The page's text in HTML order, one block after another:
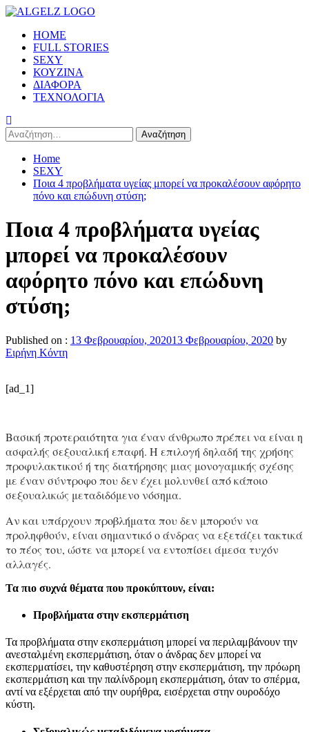
Skip
content
Primary
Menu
HOME
FULL STORIES
SEXY
ΚΟΥΖΙΝΑ
ΔΙΑΦΟΡΑ
ΤΕΧΝΟΛΟΓΙΑ
Αναζήτηση
για:
Home
SEXY
Ποια 4 προβλήματα υγείας μπορεί να προκαλέσουν αφόρητο
πόνο και επώδυνη στύση;
Ποια 4 προβλήματα υγείας
μπορεί να προκαλέσουν
αφόρητο πόνο και επώδυνη
στύση;
Published on : 13 Φεβρουαρίου, 202013 Φεβρουαρίου, 2020 by
Ειρήνη Κόντη
[ad_1]
Βασική προτεραιότητα για έναν άνθρωπο πρέπει να είναι η
ασφαλής σεξουαλική επαφή. Η επιλογή δηλαδή της χρήσης
προφυλακτικού ή της διατήρησης μιας μονογαμικής σχέσης
με έναν σύντροφο που δεν έχει μολυνθεί από κάποιο
σεξουαλικώς μεταδιδόμενο νόσημα.
Αν και υπάρχουν προβλήματα που δεν μπορούν να
προληφθούν, είναι σημαντικό ο άνδρας να εξετάζει τακτικά
το πέος του, ώστε να μπορεί να εντοπίσει άμεσα τυχόν
αλλαγές.
Τα πιο συχνά θέματα που προκύπτουν, είναι:
Προβλήματα στην εκσπερμάτιση
Τα προβλήματα στην εκσπερμάτιση μπορεί να περιλαμβάνουν την
ανεσταλμένη εκσπερμάτιση, όταν ο άνδρας δεν μπορεί να
εκσπερματίσει, την καθυστέρηση στην εκσπερμάτιση, την πρόωρη
εκσπερμάτιση και την παλίνδρομη εκσπερμάτιση, όταν το σπέρμα,
αντί να εξέρχεται από την ουρήθρα, εισέρχεται στην ουροδόχο
κύστη.